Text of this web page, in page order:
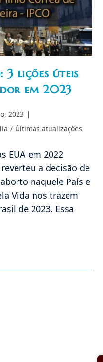
3 lições úteis
em 2023
2023
/ Últimas atualizações
EUA em 2022
a decisão de
naquele País e
Vida nos trazem
de 2023. Essa